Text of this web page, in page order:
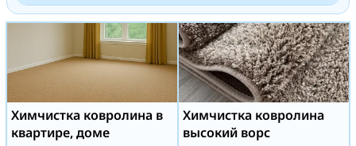
Химчистка ковролина в
квартире, доме
Химчистка ковролина
высокий ворс